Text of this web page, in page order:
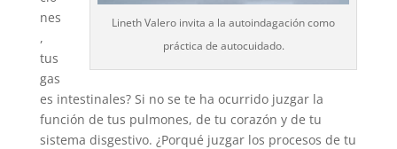
Lineth Valero invita a la autoindagación como
práctica de autocuidado.
nes
,
tus
gas
es intestinales? Si no se te ha ocurrido juzgar la
función de tus pulmones, de tu corazón y de tu
sistema disgestivo. ¿Porqué juzgar los procesos de tu